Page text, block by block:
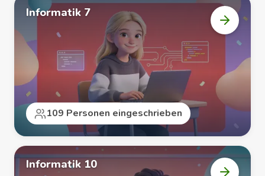
Informatik 7
Kurs
öffnen
109 Personen eingeschrieben
Informatik 10